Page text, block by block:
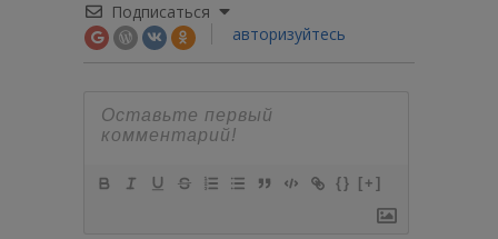
Подписаться
авторизуйтесь
{} [+]